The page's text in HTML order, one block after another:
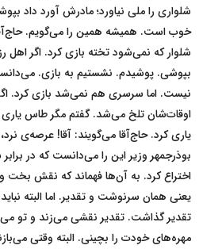
شلواری را ملی نیاورد؛ مادرش آورد داد
خوب است. همیشه همین را می‌گویم.
شلوار که نمی‌شود تخته بازی کرد. اگر اهل
بپوشی. پوشیدم. نشستیم به بازی.
نیست. اما سرسری هم نمی‌شد بازی کرد.
اوقات‌شان تلخ می‌شد. گفتم مگر طاس
یاری کرد. حاج‌آقا می‌گویند: آقا! عرصه‌ی
بوذرجمهر وزیر این را می‌دانست که در
اختراع کرد. به آن‌ها فهماند که نقش بخت و
یعنی همان سرنوشت و تقدیر. اما البته
تقدیر گذاشت. تقدیر نقشی می‌زند و تو
مهره‌های خودت را بچینی. البته وقتی